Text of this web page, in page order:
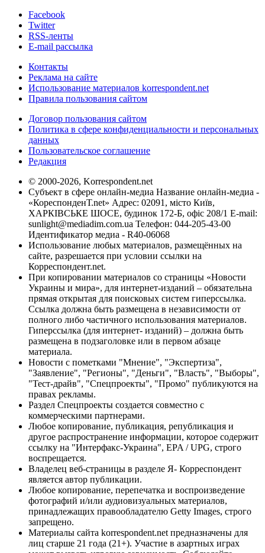
Facebook
Twitter
RSS-ленты
E-mail рассылка
Контакты
Реклама на сайте
Использование материалов korrespondent.net
Правила пользования сайтом
Договор пользования сайтом
Политика в сфере конфиденциальности и персональных
данных
Пользовательское соглашение
Редакция
© 2000-2026, Korrespondent.net
Субъект в сфере онлайн-медиа Название онлайн-медиа -
«КореспонденТ.net» Адрес: 02091, місто Київ,
ХАРКІВСЬКЕ ШОСЕ, будинок 172-Б, офіс 208/1 E-mail:
sunlight@mediadim.com.ua Телефон: 044-205-43-00
Идентификатор медиа - R40-06068
Использование любых материалов, размещённых на
сайте, разрешается при условии ссылки на
Корреспондент.net.
При копировании материалов со страницы «Новости
Украины и мира», для интернет-изданий – обязательна
прямая открытая для поисковых систем гиперссылка.
Ссылка должна быть размещена в независимости от
полного либо частичного использования материалов.
Гиперссылка (для интернет- изданий) – должна быть
размещена в подзаголовке или в первом абзаце
материала.
Новости с пометками "Мнение", "Экспертиза",
"Заявление", "Регионы", "Деньги", "Власть", "Выборы",
"Тест-драйв", "Спецпроекты", "Промо" публикуются на
правах рекламы.
Раздел Спецпроекты создается совместно с
коммерческими партнерами.
Любое копирование, публикация, републикация и
другое распространение информации, которое содержит
ссылку на "Интерфакс-Украина", EPA / UPG, строго
воспрещается.
Владелец веб-страницы в разделе Я- Корреспондент
является автор публикации.
Любое копирование, перепечатка и воспроизведение
фотографий и/или аудиовизуальных материалов,
принадлежащих правообладателю Getty Images, строго
запрещено.
Материалы сайта korrespondent.net предназначены для
лиц старше 21 года (21+). Участие в азартных играх